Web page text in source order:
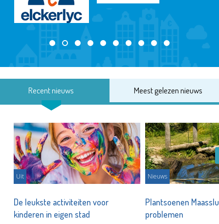
Recent nieuws Meest gelezen nieuws
Uit
De leukste activiteiten voor
kinderen in eigen stad
Nieuws
Plantsoenen
problemen